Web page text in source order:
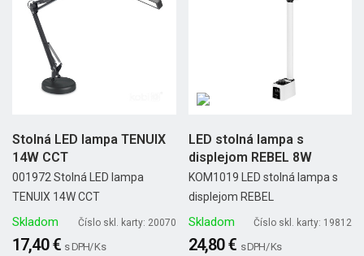
Stolná LED lampa TENUIX
14W CCT
001972 Stolná LED lampa
TENUIX 14W CCT
Skladom Číslo skl. karty: 20070
17,40 € s DPH/ Ks
LED stolná lampa s
displejom REBEL 8W
KOM1019 LED stolná lampa s
displejom REBEL
Skladom Číslo skl. karty: 19812
24,80 € s DPH/ Ks